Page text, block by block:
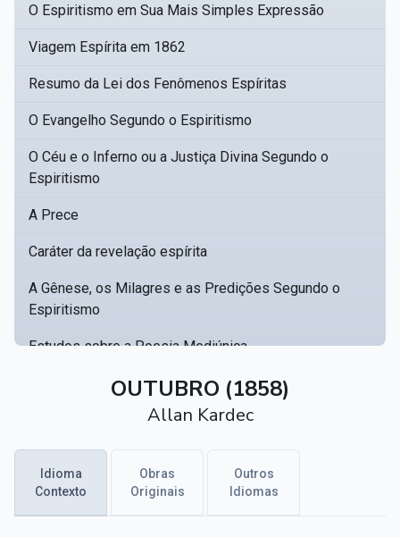
O Espiritismo em Sua Mais Simples Expressão
Viagem Espírita em 1862
Resumo da Lei dos Fenômenos Espíritas
O Evangelho Segundo o Espiritismo
O Céu e o Inferno ou a Justiça Divina Segundo o
Espiritismo
A Prece
Caráter da revelação espírita
A Gênese, os Milagres e as Predições Segundo o
Espiritismo
Estudos sobre a Poesia Mediúnica
Catálogo racional de obras para se fundar uma
Hippolyte Léon Denizard Rivail
Textos citados em O Livro dos Médiuns
OUTUBRO (1858)
Allan Kardec
Idioma
Contexto
Obras
Originais
Outros
Idiomas